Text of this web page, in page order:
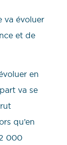
va évoluer
et de
en
va se
qu’en
000